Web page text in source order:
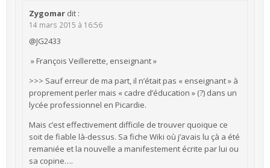
Zygomar dit :
14 mars 2015 à 16:56
@JG2433
» François Veillerette, enseignant »
>>> Sauf erreur de ma part, il n’était pas « enseignant » à
proprement perler mais « cadre d’éducation » (?) dans un
lycée professionnel en Picardie.
Mais c’est effectivement difficile de trouver quoique ce
soit de fiable là-dessus. Sa fiche Wiki où j’avais lu çà a été
remaniée et la nouvelle a manifestement écrite par lui ou
sa copine….